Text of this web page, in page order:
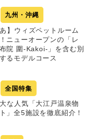
九州・沖縄
】ウィズペットルーム
ニューオープンの「レ
院 圍-Kakoi-」を含む別
るモデルコース
全国特集
な人気「大江戸温泉物
」全5施設を徹底紹介！